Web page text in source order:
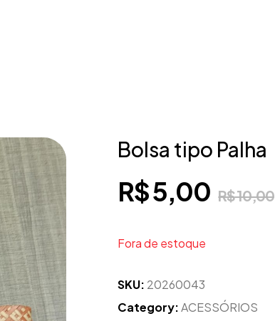
Bolsa tipo Palha
R$10,00
R$5,00
Fora de estoque
SKU: 20260043
Category:ACESSÓRIOS